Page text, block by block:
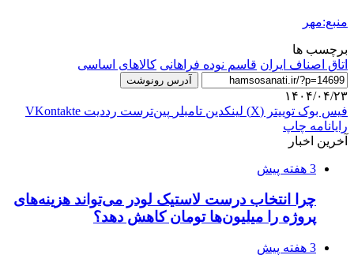
منبع:مهر
برچسب ها
اتاق اصناف ایران قاسم نوده فراهانی کالاهای اساسی
آدرس رونوشت
۱۴۰۴/۰۴/۲۳
فیس بوک توییتر (X) لینکدین ‫تامبلر ‫پین‌ترست ‫رددیت ‫VKontakte
رایانامه چاپ
آخرین اخبار
3 هفته پیش
چرا انتخاب درست لاستیک لودر می‌تواند هزینه‌های
پروژه را میلیون‌ها تومان کاهش دهد؟
3 هفته پیش